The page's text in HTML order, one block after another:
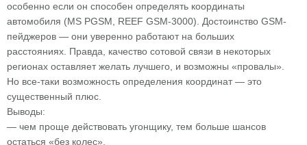
особенно если он способен определять координаты
автомобиля (MS PGSM, REEF GSM-3000). Достоинство GSM-
пейджеров — они уверенно работают на больших
расстояниях. Правда, качество сотовой связи в некоторых
регионах оставляет желать лучшего, и возможны «провалы».
Но все-таки возможность определения координат — это
существенный плюс.
Выводы:
— чем проще действовать угонщику, тем больше шансов
остаться «без колес».